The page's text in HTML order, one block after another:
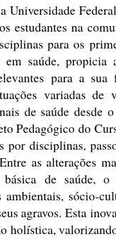
estudantes na
para os
saúde, propicia
para a
variadas de
de saúde desde
Pedagógico do
por disciplinas,
as alterações
de saúde,
sócio-
agravos. Esta
holística,